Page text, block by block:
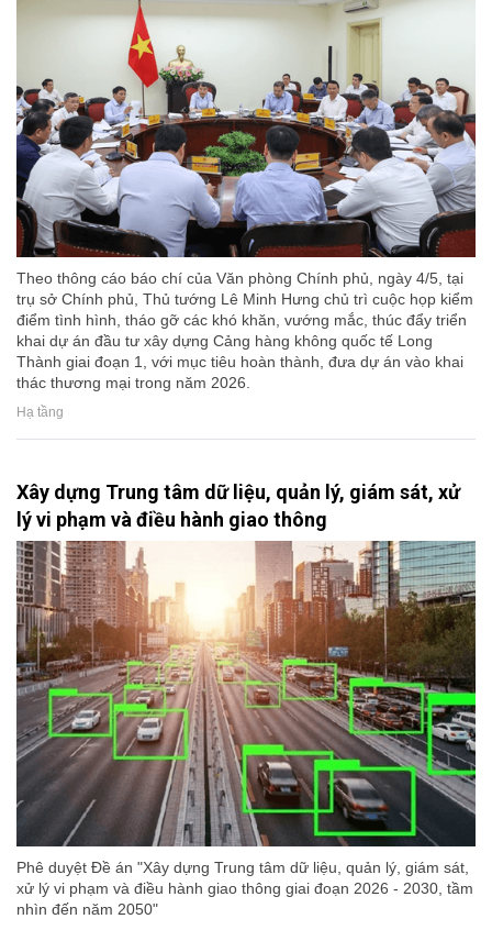
Theo thông cáo báo chí của Văn phòng Chính phủ, ngày 4/5, tại
trụ sở Chính phủ, Thủ tướng Lê Minh Hưng chủ trì cuộc họp kiểm
điểm tình hình, tháo gỡ các khó khăn, vướng mắc, thúc đẩy triển
khai dự án đầu tư xây dựng Cảng hàng không quốc tế Long
Thành giai đoạn 1, với mục tiêu hoàn thành, đưa dự án vào khai
thác thương mại trong năm 2026.
Hạ tầng
Xây dựng Trung tâm dữ liệu, quản lý, giám sát, xử
lý vi phạm và điều hành giao thông
Phê duyệt Đề án "Xây dựng Trung tâm dữ liệu, quản lý, giám sát,
xử lý vi phạm và điều hành giao thông giai đoạn 2026 - 2030, tầm
nhìn đến năm 2050"